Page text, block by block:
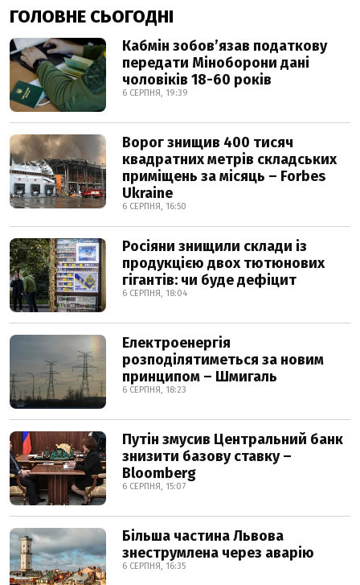
ГОЛОВНЕ СЬОГОДНІ
Кабмін зобовʼязав податкову
передати Міноборони дані
чоловіків 18-60 років
6 СЕРПНЯ, 19:39
Ворог знищив 400 тисяч
квадратних метрів складських
приміщень за місяць – Forbes
Ukraine
6 СЕРПНЯ, 16:50
Росіяни знищили склади із
продукцією двох тютюнових
гігантів: чи буде дефіцит
6 СЕРПНЯ, 18:04
Електроенергія
розподілятиметься за новим
принципом – Шмигаль
6 СЕРПНЯ, 18:23
Путін змусив Центральний банк
знизити базову ставку –
Bloomberg
6 СЕРПНЯ, 15:07
Більша частина Львова
знеструмлена через аварію
6 СЕРПНЯ, 16:35